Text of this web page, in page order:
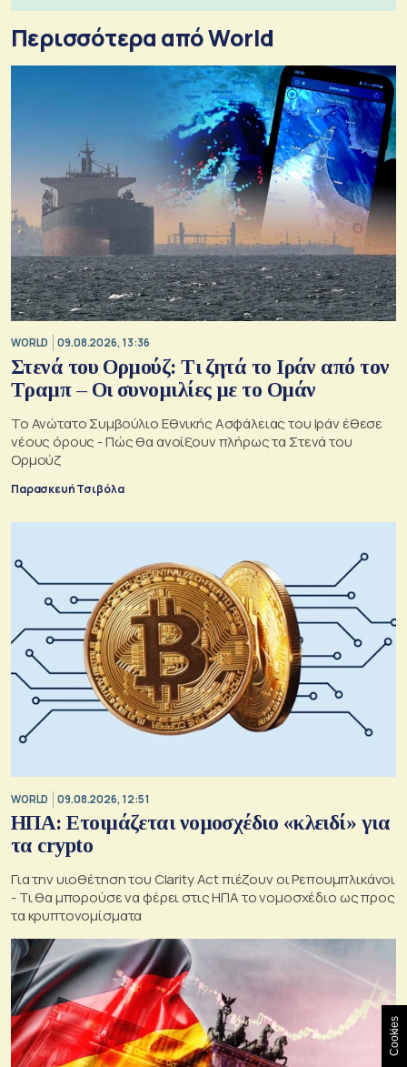
Περισσότερα από World
WORLD 09.08.2026, 13:36
Στενά του Ορμούζ: Τι ζητά το Ιράν από τον
Τραμπ – Οι συνομιλίες με το Ομάν
Το Ανώτατο Συμβούλιο Εθνικής Ασφάλειας του Ιράν έθεσε
νέους όρους - Πώς θα ανοίξουν πλήρως τα Στενά του
Ορμούζ
Παρασκευή Τσιβόλα
WORLD 09.08.2026, 12:51
ΗΠΑ: Ετοιμάζεται νομοσχέδιο «κλειδί» για
τα crypto
Για την υιοθέτηση του Clarity Act πιέζουν οι Ρεπουμπλικάνοι
- Τι θα μπορούσε να φέρει στις ΗΠΑ το νομοσχέδιο ως προς
τα κρυπτονομίσματα
Cookies